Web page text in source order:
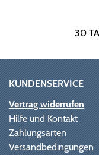
30
KUNDENSERVICE
Vertrag widerrufen
Hilfe und Kontakt
Zahlungsarten
Versandbedingungen